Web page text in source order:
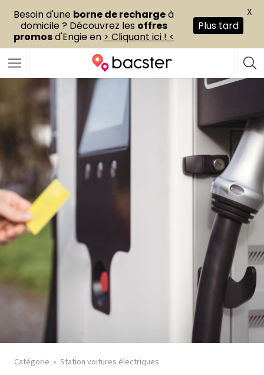
Catégorie Station voitures électriques
Besoin d'une borne de rechargeà
domicile ? Découvrez les offres
promosd'Engie en > Cliquant ici ! <
Plus tard
X